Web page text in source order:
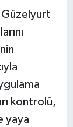
Güzelyurt
kontrolü,
yaya